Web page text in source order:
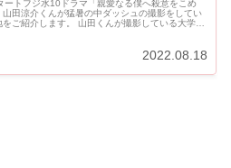
ートフジ水10ドラマ「親愛なる僕へ殺意をこめ
山田涼介くんが猛暑の中ダッシュの撮影をしてい
します。 山田くんが撮影している大学
2022.08.18